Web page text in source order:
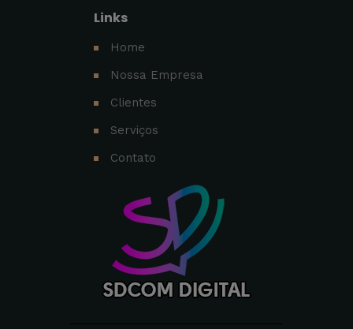
Links
Home
Nossa Empresa
Clientes
Serviços
Contato